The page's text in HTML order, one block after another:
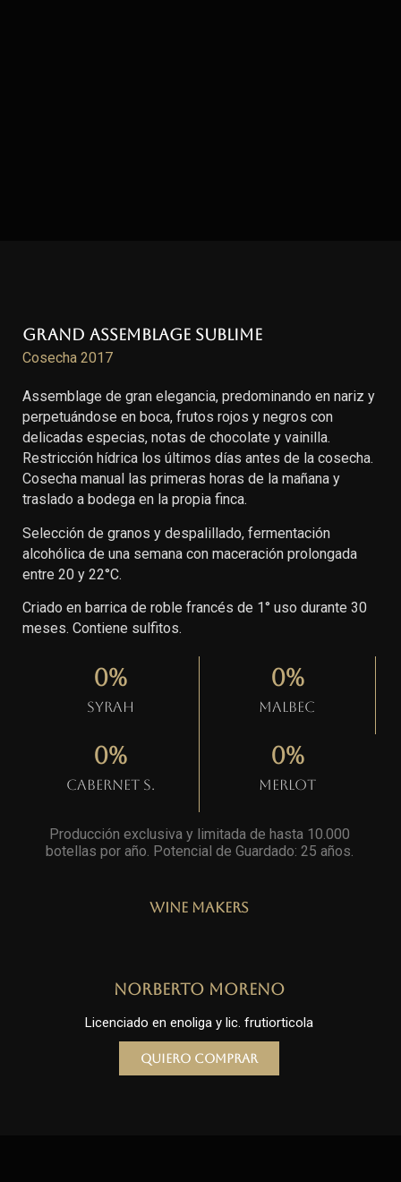
Grand Assemblage Sublime
Cosecha 2017
Assemblage de gran elegancia, predominando en nariz y
perpetuándose en boca, frutos rojos y negros con
delicadas especias, notas de chocolate y vainilla.
Restricción hídrica los últimos días antes de la cosecha.
Cosecha manual las primeras horas de la mañana y
traslado a bodega en la propia finca.
Selección de granos y despalillado, fermentación
alcohólica de una semana con maceración prolongada
entre 20 y 22°C.
Criado en barrica de roble francés de 1° uso durante 30
meses. Contiene sulfitos.
Syrah
0%
Malbec
0%
Cabernet S.
0%
Merlot
0%
Producción exclusiva y limitada de hasta 10.000
botellas por año. Potencial de Guardado: 25 años
Wine Makers
Norberto Moreno
Licenciado en enoliga y lic. frutiorticola
Quiero comprar